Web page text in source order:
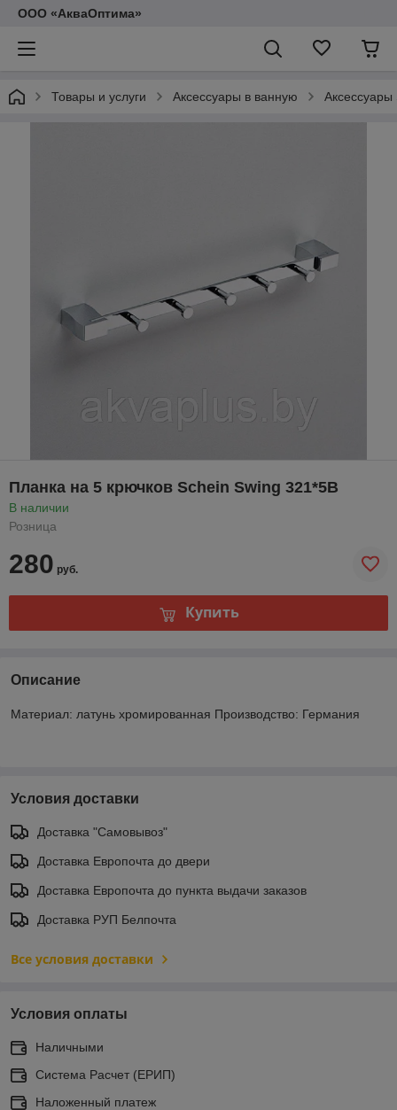
ООО «АкваОптима»
Товары и услуги Аксессуары в ванную
Планка на 5 крючков Schein Swing 321*5В
В наличии
Розница
280 руб.
Купить
Описание
Материал: латунь хромированная Производство: Германия
Условия доставки
Доставка "Самовывоз"
Доставка Европочта до двери
Доставка Европочта до пункта выдачи заказов
Доставка РУП Белпочта
Все условия доставки
Условия оплаты
Наличными
Система Расчет (ЕРИП)
Наложенный платеж